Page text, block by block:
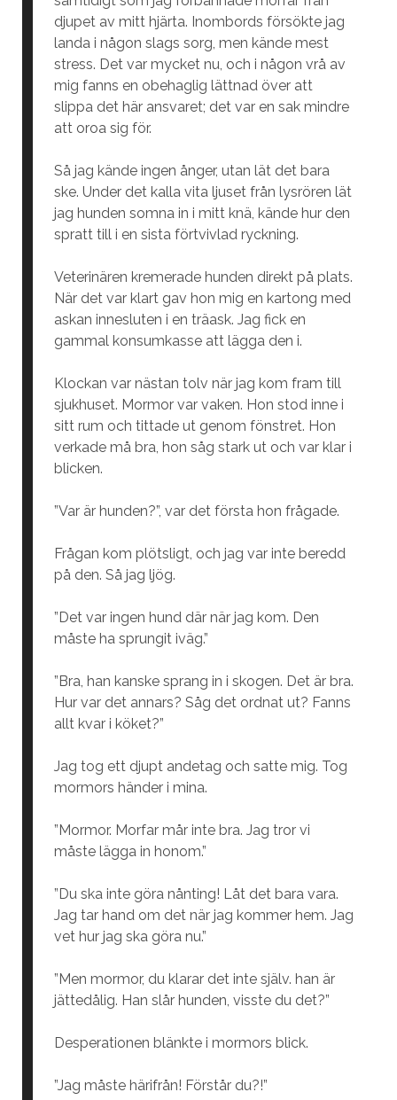
djupet av mitt hjärta. Inombords försökte jag
landa i någon slags sorg, men kände mest
stress. Det var mycket nu, och i någon vrå av
mig fanns en obehaglig lättnad över att
slippa det här ansvaret; det var en sak mindre
att oroa sig för.
Så jag kände ingen ånger, utan lät det bara
ske. Under det kalla vita ljuset från lysrören lät
jag hunden somna in i mitt knä, kände hur den
spratt till i en sista förtvivlad ryckning.
Veterinären kremerade hunden direkt på plats.
När det var klart gav hon mig en kartong med
askan innesluten i en träask. Jag fick en
gammal konsumkasse att lägga den i.
Klockan var nästan tolv när jag kom fram till
sjukhuset. Mormor var vaken. Hon stod inne i
sitt rum och tittade ut genom fönstret. Hon
verkade må bra, hon såg stark ut och var klar i
blicken.
”Var är hunden?”, var det första hon frågade.
Frågan kom plötsligt, och jag var inte beredd
på den. Så jag ljög.
”Det var ingen hund där när jag kom. Den
måste ha sprungit iväg.”
”Bra, han kanske sprang in i skogen. Det är bra.
Hur var det annars? Såg det ordnat ut? Fanns
allt kvar i köket?”
Jag tog ett djupt andetag och satte mig. Tog
mormors händer i mina.
”Mormor. Morfar mår inte bra. Jag tror vi
måste lägga in honom.”
”Du ska inte göra nånting! Låt det bara vara.
Jag tar hand om det när jag kommer hem. Jag
vet hur jag ska göra nu.”
”Men mormor, du klarar det inte själv. han är
jättedålig. Han slår hunden, visste du det?”
Desperationen blänkte i mormors blick.
”Jag måste härifrån! Förstår du?!”